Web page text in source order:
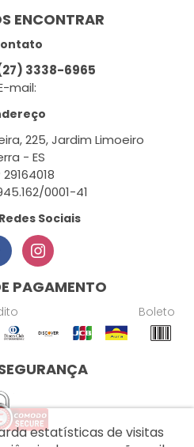
ENCONTRAR
3338-6965
mail:
225, Jardim Limoeiro
- ES
29164018
0001-41
Sociais
PAGAMENTO
Boleto
estatísticas de visitas